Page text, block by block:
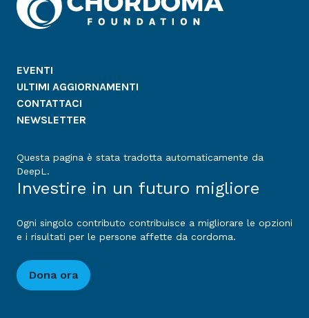
EVENTI
ULTIMI AGGIORNAMENTI
CONTATTACI
NEWSLETTER
Questa pagina è stata tradotta automaticamente da
DeepL.
Investire in un futuro migliore
Ogni singolo contributo contribuisce a migliorare le opzioni
e i risultati per le persone affette da cordoma.
Dona ora